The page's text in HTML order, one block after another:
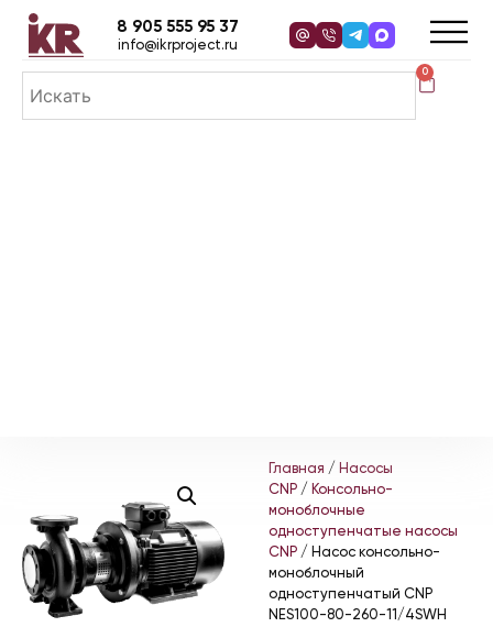
0
8 905 555 95 37
info@ikrproject.ru
Главная / Насосы
CNP / Консольно-
моноблочные
одноступенчатые насосы
CNP / Насос консольно-
моноблочный
одноступенчатый CNP
NES100-80-260-11/4SWH